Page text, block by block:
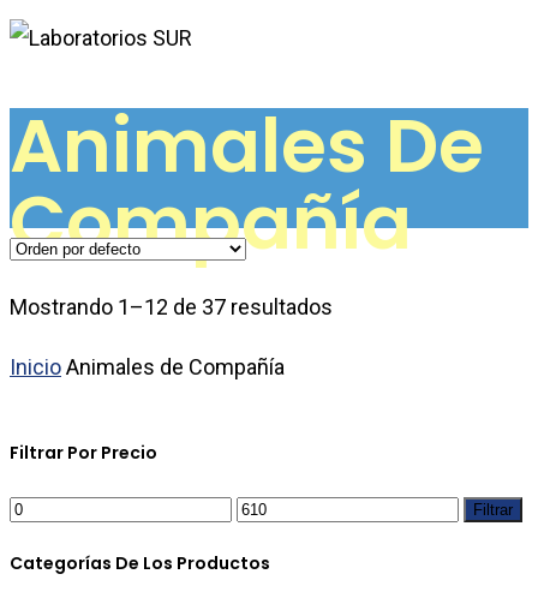
Animales De
Compañía
Mostrando 1–12 de 37 resultados
InicioAnimales de Compañía
Filtrar Por Precio
Filtrar
Categorías De Los Productos